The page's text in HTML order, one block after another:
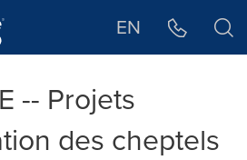
EN
-- Projets
des cheptels